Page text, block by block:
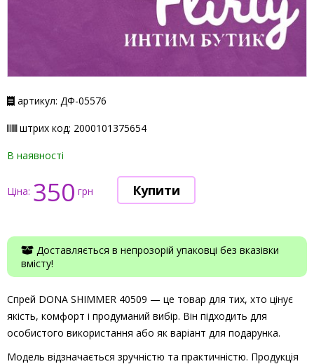
артикул: ДФ-05576
штрих код: 2000101375654
В наявності
Ціна: 350 грн
Доставляється в непрозорій упаковці без вказівки
вмісту!
Спрей DONA SHIMMER 40509 — це товар для тих, хто цінує
якість, комфорт і продуманий вибір. Він підходить для
особистого використання або як варіант для подарунка.
Модель відзначається зручністю та практичністю. Продукція